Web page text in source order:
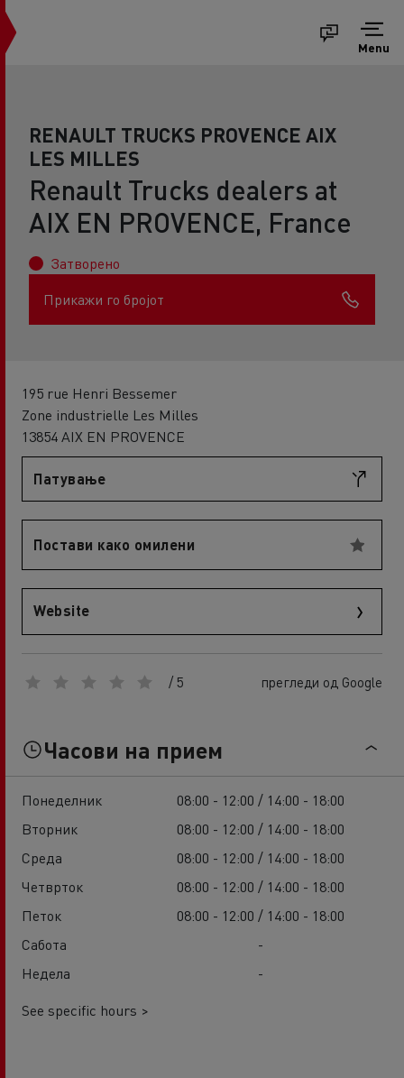
Menu
RENAULT TRUCKS PROVENCE AIX
LES MILLES
Renault Trucks dealers at
AIX EN PROVENCE, France
Затворено
Прикажи го бројот
195 rue Henri Bessemer
Zone industrielle Les Milles
13854 AIX EN PROVENCE
Патување
Постави како омилени
Website
/ 5 прегледи од Google
Часови на прием
Понеделник
08:00 - 12:00 / 14:00 - 18:00
Вторник
08:00 - 12:00 / 14:00 - 18:00
Среда
08:00 - 12:00 / 14:00 - 18:00
Четврток
08:00 - 12:00 / 14:00 - 18:00
Петок
08:00 - 12:00 / 14:00 - 18:00
Сабота
-
Недела
-
See specific hours >